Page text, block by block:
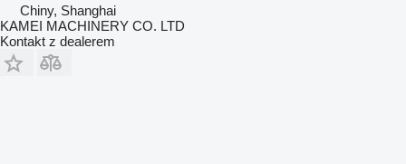
Chiny, Shanghai
KAMEI MACHINERY CO. LTD
Kontakt z dealerem